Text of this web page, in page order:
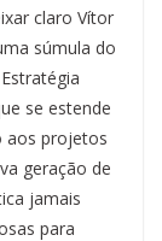
claro Vítor
súmula do
se estende
aos projetos
geração de
jamais
para